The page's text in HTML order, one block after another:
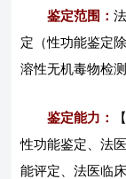
鉴定范围：
定（性功能鉴定
溶性无机毒物检
鉴定能力：
性功能鉴定、法
能评定、法医临